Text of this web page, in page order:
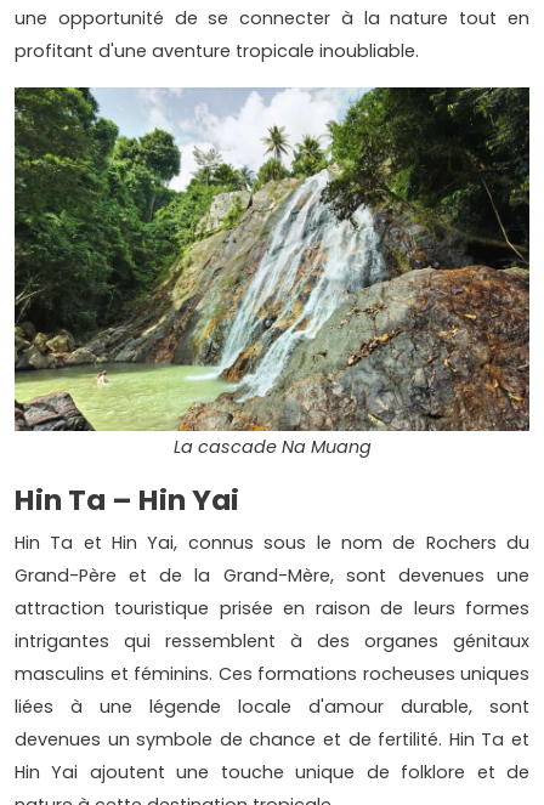
une opportunité de se connecter à la nature tout en
profitant d'une aventure tropicale inoubliable.
La cascade Na Muang
Hin Ta – Hin Yai
Hin Ta et Hin Yai, connus sous le nom de Rochers du
Grand-Père et de la Grand-Mère, sont devenues une
attraction touristique prisée en raison de leurs formes
intrigantes qui ressemblent à des organes génitaux
masculins et féminins. Ces formations rocheuses uniques
liées à une légende locale d'amour durable, sont
devenues un symbole de chance et de fertilité. Hin Ta et
Hin Yai ajoutent une touche unique de folklore et de